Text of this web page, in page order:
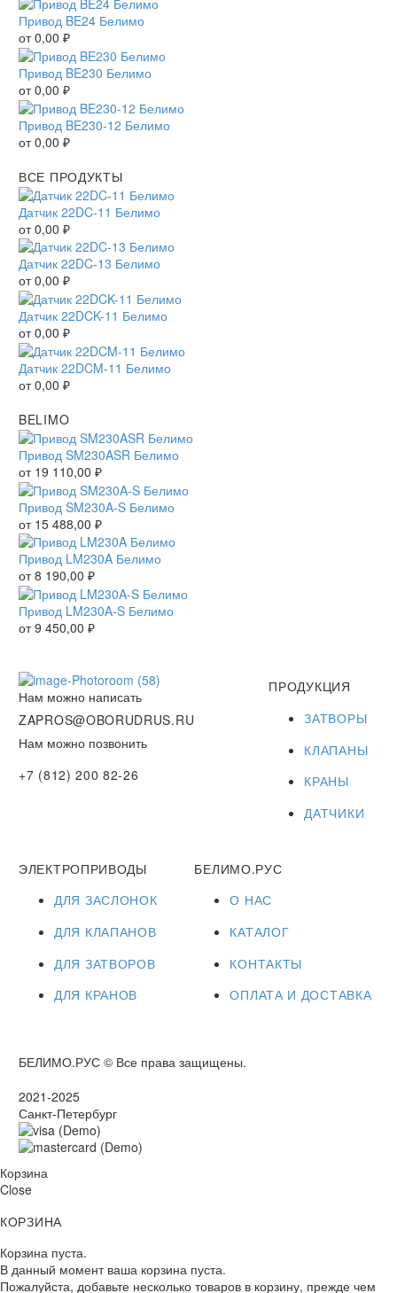
Привод BE24 Белимо
от0,00 ₽
Привод BE230 Белимо
от0,00 ₽
Привод BE230-12 Белимо
от0,00 ₽
ВСЕ ПРОДУКТЫ
Датчик 22DC-11 Белимо
от0,00 ₽
Датчик 22DC-13 Белимо
от0,00 ₽
Датчик 22DCK-11 Белимо
от0,00 ₽
Датчик 22DCM-11 Белимо
от0,00 ₽
BELIMO
Привод SM230ASR Белимо
от 19 110,00 ₽
Привод SM230A-S Белимо
от 15 488,00 ₽
Привод LM230A Белимо
от8 190,00 ₽
Привод LM230A-S Белимо
от9 450,00 ₽
Нам можно написать
ZAPROS@OBORUDRUS.RU
Нам можно позвонить
+7 (812) 200 82-26
ПРОДУКЦИЯ
ЗАТВОРЫ
КЛАПАНЫ
КРАНЫ
ДАТЧИКИ
ЭЛЕКТРОПРИВОДЫ
ДЛЯ ЗАСЛОНОК
ДЛЯ КЛАПАНОВ
ДЛЯ ЗАТВОРОВ
ДЛЯ КРАНОВ
БЕЛИМО.РУС
О НАС
КАТАЛОГ
КОНТАКТЫ
ОПЛАТА И ДОСТАВКА
БЕЛИМО.РУС © Все права защищены.
2021-2025
Санкт-Петербург
Корзина
Close
КОРЗИНА
Корзина пуста.
В данный момент ваша корзина пуста.
Пожалуйста, добавьте несколько товаров в корзину, прежде чем